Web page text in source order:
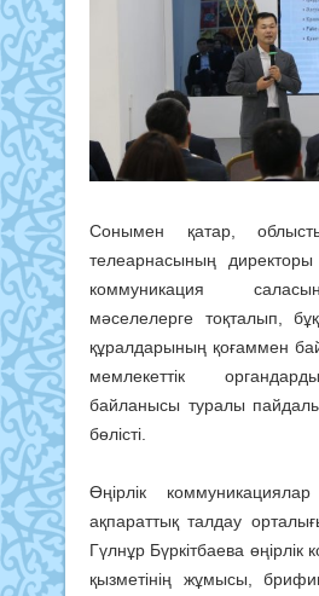
Сонымен қатар,
телеарнасының
коммуникация
мәселелерге тоқталып,
құралдарының қоғаммен
мемлекеттік
байланысы туралы
бөлісті.
Өңірлік
ақпараттық талдау
Гүлнұр Бүркітбаева
қызметінің жұмысы,